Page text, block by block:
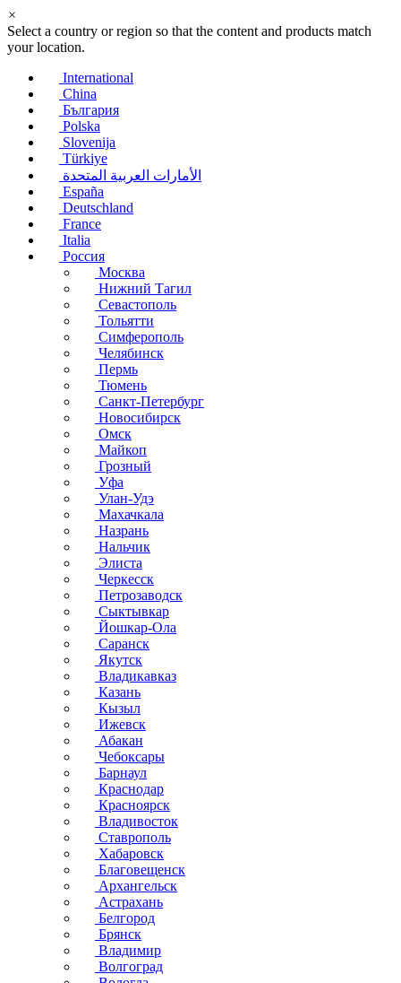
×
Select a country or region so that the content and products match
your location.
International
China
България
Polska
Slovenija
Türkiye
الأمارات العربية المتحدة
España
Deutschland
France
Italia
Россия
Москва
Нижний Тагил
Севастополь
Тольятти
Симферополь
Челябинск
Пермь
Тюмень
Санкт-Петербург
Новосибирск
Омск
Майкоп
Грозный
Уфа
Улан-Удэ
Махачкала
Назрань
Нальчик
Элиста
Черкесск
Петрозаводск
Сыктывкар
Йошкар-Ола
Саранск
Якутск
Владикавказ
Казань
Кызыл
Ижевск
Абакан
Чебоксары
Барнаул
Краснодар
Красноярск
Владивосток
Ставрополь
Хабаровск
Благовещенск
Архангельск
Астрахань
Белгород
Брянск
Владимир
Волгоград